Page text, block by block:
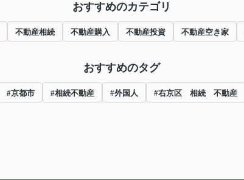
おすすめのカテゴリ
不動産相続 不動産購入 不動産投資 不動産空き家
おすすめのタグ
#京都市 #相続不動産 #外国人 #右京区 相続 不動産